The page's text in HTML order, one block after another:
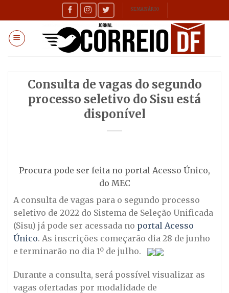
to
content
SEMANÁRIO
Consulta de vagas do segundo
processo seletivo do Sisu está
disponível
Procura pode ser feita no portal Acesso Único,
do MEC
A consulta de vagas para o segundo processo
seletivo de 2022 do Sistema de Seleção Unificada
(Sisu) já pode ser acessada no portal Acesso
Único. As inscrições começarão dia 28 de junho
e terminarão no dia 1º de julho.
Durante a consulta, será possível visualizar as
vagas ofertadas por modalidade de